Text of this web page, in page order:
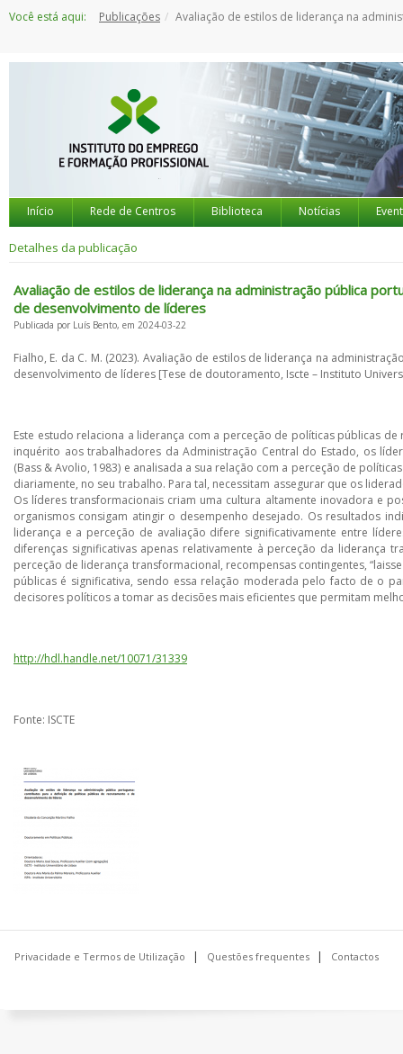
paraVocê está aqui: Publicações Avaliação de estilos de liderança na administração pública portuguesa: contributos para a definição de políticas públicas de recrutamento e de
Início Rede de Centros Biblioteca Notícias
Detalhes da publicação
Avaliação de estilos de liderança na administração pública
de desenvolvimento de líderes
Publicada por Luís Bento, em 2024-03-22
Fialho, E. da C. M. (2023). Avaliação de estilos de liderança na
desenvolvimento de líderes [Tese de doutoramento, Iscte – Instituto
Este estudo relaciona a liderança com a perceção de políticas públicas
inquérito aos trabalhadores da Administração Central do Estado, os
(Bass & Avolio, 1983) e analisada a sua relação com a perceção de
diariamente, no seu trabalho. Para tal, necessitam assegurar que os
Os líderes transformacionais criam uma cultura altamente inovadora e
organismos consigam atingir o desempenho desejado. Os resultados
liderança e a perceção de avaliação difere significativamente entre
diferenças significativas apenas relativamente à perceção da liderança
perceção de liderança transformacional, recompensas contingentes,
públicas é significativa, sendo essa relação moderada pelo facto de o
decisores políticos a tomar as decisões mais eficientes que permitam
http://hdl.handle.net/10071/31339
Fonte: ISCTE
Privacidade e Termos de Utilização Questões frequentes Contactos